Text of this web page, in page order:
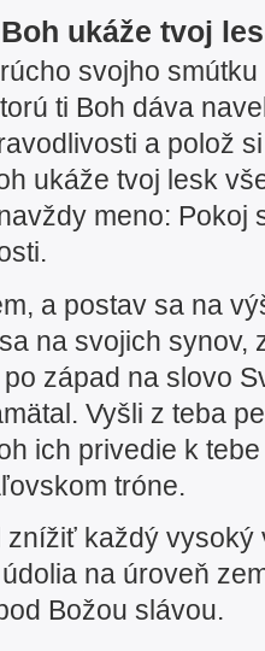
Boh ukáže tvoj
svojho
ti Boh dáva
a polož
ukáže tvoj lesk
meno: Pokoj
a postav sa na
na svojich synov,
západ na slovo
Vyšli z teba
ich privedie k
tróne.
znížiť každý vysoký
na úroveň
Božou slávou.